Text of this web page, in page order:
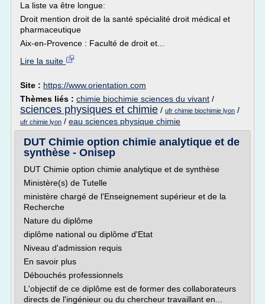
La liste va être longue:
Droit mention droit de la santé spécialité droit médical et
pharmaceutique
Aix-en-Provence : Faculté de droit et...
Lire la suite
Site : https://www.orientation.com
Thèmes liés : chimie biochimie sciences du vivant /
sciences physiques et chimie / ufr chimie biochimie lyon /
ufr chimie lyon / eau sciences physique chimie
DUT Chimie option chimie analytique et de
synthèse - Onisep
DUT Chimie option chimie analytique et de synthèse
Ministère(s) de Tutelle
ministère chargé de l'Enseignement supérieur et de la
Recherche
Nature du diplôme
diplôme national ou diplôme d'Etat
Niveau d'admission requis
En savoir plus
Débouchés professionnels
L'objectif de ce diplôme est de former des collaborateurs
directs de l'ingénieur ou du chercheur travaillant en...